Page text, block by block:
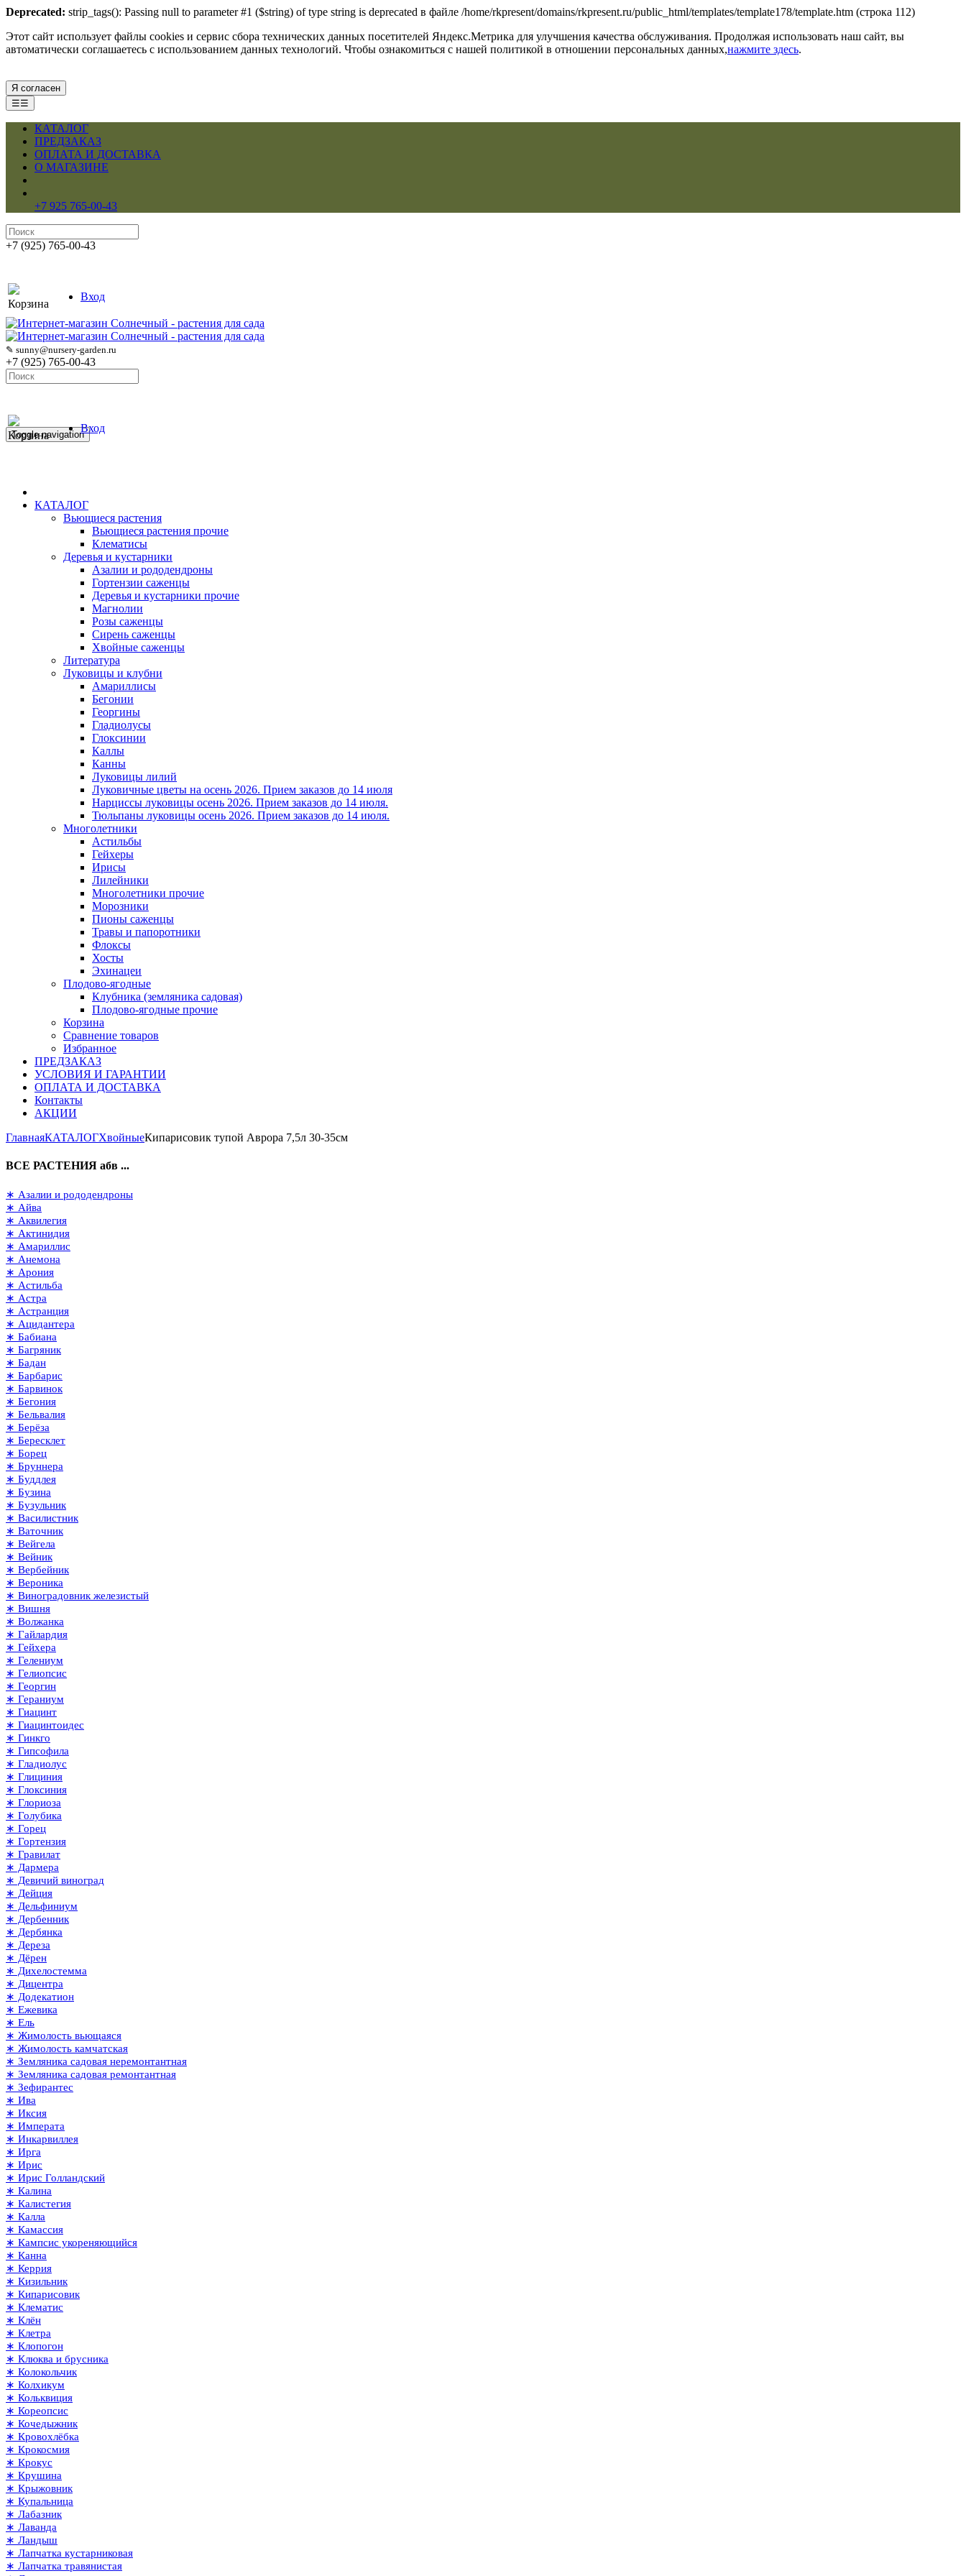
Deprecated: strip_tags(): Passing null to parameter #1 ($string) of type string is deprecated в файле /home/rkpresent/domains/rkpresent.ru/public_html/templates/template178/template.htm (строка 112)
Этот сайт использует файлы cookies и сервис сбора технических данных посетителей Яндекс.Метрика для улучшения качества обслуживания. Продолжая использовать наш сайт, вы
автоматически соглашаетесь с использованием данных технологий. Чтобы ознакомиться с нашей политикой в отношении персональных данных,нажмите здесь.
Я согласен
☰☰
КАТАЛОГ
ПРЕДЗАКАЗ
ОПЛАТА И ДОСТАВКА
О МАГАЗИНЕ
+7 925 765-00-43
+7 (925) 765-00-43
Корзина
Вход
✎ sunny@nursery-garden.ru
+7 (925) 765-00-43
Корзина
Вход
Toggle navigation
КАТАЛОГ
Вьющиеся растения
Вьющиеся растения прочие
Клематисы
Деревья и кустарники
Азалии и рододендроны
Гортензии саженцы
Деревья и кустарники прочие
Магнолии
Розы саженцы
Сирень саженцы
Хвойные саженцы
Литература
Луковицы и клубни
Амариллисы
Бегонии
Георгины
Гладиолусы
Глоксинии
Каллы
Канны
Луковицы лилий
Луковичные цветы на осень 2026. Прием заказов до 14 июля
Нарциссы луковицы осень 2026. Прием заказов до 14 июля.
Тюльпаны луковицы осень 2026. Прием заказов до 14 июля.
Многолетники
Астильбы
Гейхеры
Ирисы
Лилейники
Многолетники прочие
Морозники
Пионы саженцы
Травы и папоротники
Флоксы
Хосты
Эхинацеи
Плодово-ягодные
Клубника (земляника садовая)
Плодово-ягодные прочие
Корзина
Сравнение товаров
Избранное
ПРЕДЗАКАЗ
УСЛОВИЯ И ГАРАНТИИ
ОПЛАТА И ДОСТАВКА
Контакты
АКЦИИ
ГлавнаяКАТАЛОГХвойныеКипарисовик тупой Аврора 7,5л 30-35см
ВСЕ РАСТЕНИЯ абв ...
∗ Азалии и рододендроны
∗ Айва
∗ Аквилегия
∗ Актинидия
∗ Амариллис
∗ Анемона
∗ Арония
∗ Астильба
∗ Астра
∗ Астранция
∗ Ацидантера
∗ Бабиана
∗ Багряник
∗ Бадан
∗ Барбарис
∗ Барвинок
∗ Бегония
∗ Бельвалия
∗ Берёза
∗ Бересклет
∗ Борец
∗ Бруннера
∗ Буддлея
∗ Бузина
∗ Бузульник
∗ Василистник
∗ Ваточник
∗ Вейгела
∗ Вейник
∗ Вербейник
∗ Вероника
∗ Виноградовник железистый
∗ Вишня
∗ Волжанка
∗ Гайлардия
∗ Гейхера
∗ Гелениум
∗ Гелиопсис
∗ Георгин
∗ Гераниум
∗ Гиацинт
∗ Гиацинтоидес
∗ Гинкго
∗ Гипсофила
∗ Гладиолус
∗ Глициния
∗ Глоксиния
∗ Глориоза
∗ Голубика
∗ Горец
∗ Гортензия
∗ Гравилат
∗ Дармера
∗ Девичий виноград
∗ Дейция
∗ Дельфиниум
∗ Дербенник
∗ Дербянка
∗ Дереза
∗ Дёрен
∗ Дихелостемма
∗ Дицентра
∗ Додекатион
∗ Ежевика
∗ Ель
∗ Жимолость вьющаяся
∗ Жимолость камчатская
∗ Земляника садовая неремонтантная
∗ Земляника садовая ремонтантная
∗ Зефирантес
∗ Ива
∗ Иксия
∗ Императа
∗ Инкарвиллея
∗ Ирга
∗ Ирис
∗ Ирис Голландский
∗ Калина
∗ Калистегия
∗ Калла
∗ Камассия
∗ Кампсис укореняющийся
∗ Канна
∗ Керрия
∗ Кизильник
∗ Кипарисовик
∗ Клематис
∗ Клён
∗ Клетра
∗ Клопогон
∗ Клюква и брусника
∗ Колокольчик
∗ Колхикум
∗ Кольквиция
∗ Кореопсис
∗ Кочедыжник
∗ Кровохлёбка
∗ Крокосмия
∗ Крокус
∗ Крушина
∗ Крыжовник
∗ Купальница
∗ Лабазник
∗ Лаванда
∗ Ландыш
∗ Лапчатка кустарниковая
∗ Лапчатка травянистая